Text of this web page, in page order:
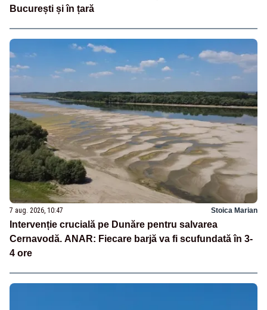
București și în țară
7 aug. 2026, 10:47 Stoica Marian
Intervenție crucială pe Dunăre pentru salvarea
Cernavodă. ANAR: Fiecare barjă va fi scufundată în 3-
4 ore